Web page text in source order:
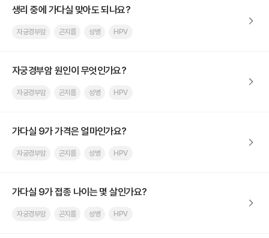
생리 중에 가다실 맞아도 되나요?
자궁경부암 곤지름 성병 HPV
자궁경부암 원인이 무엇인가요?
자궁경부암 곤지름 성병 HPV
가다실 9가 가격은 얼마인가요?
자궁경부암 곤지름 성병 HPV
가다실 9가 접종 나이는 몇 살인가요?
자궁경부암 곤지름 성병 HPV